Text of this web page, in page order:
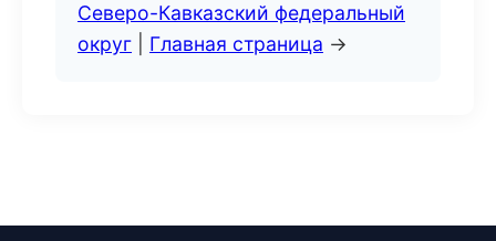
Северо-Кавказский федеральный
округ
Главная страница →